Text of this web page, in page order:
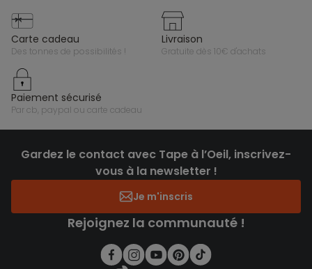
carte cadeau
des tonnes de possibilités !
livraison
gratuite dès 10€ d'achats
paiement sécurisé
par cb, paypal ou carte cadeau
Gardez le contact avec Tape à l’Oeil, inscrivez-
vous à la newsletter !
Je m'inscris
Rejoignez la communauté !